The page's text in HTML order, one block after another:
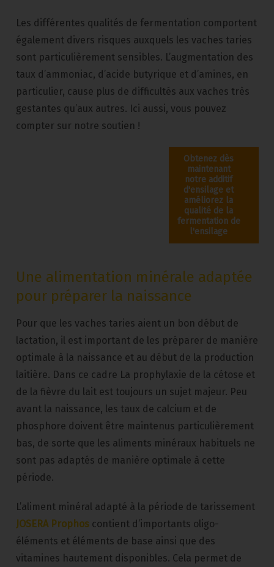
Les différentes qualités de fermentation comportent
également divers risques auxquels les vaches taries
sont particulièrement sensibles. L’augmentation des
taux d’ammoniac, d’acide butyrique et d’amines, en
particulier, cause plus de difficultés aux vaches très
gestantes qu’aux autres. Ici aussi, vous pouvez
compter sur notre soutien !
Obtenez dès
maintenant
notre additif
d'ensilage et
améliorez la
qualité de la
fermentation de
l'ensilage
Une alimentation minérale adaptée
pour préparer la naissance
Pour que les vaches taries aient un bon début de
lactation, il est important de les préparer de manière
optimale à la naissance et au début de la production
laitière. Dans ce cadre La prophylaxie de la cétose et
de la fièvre du lait est toujours un sujet majeur. Peu
avant la naissance, les taux de calcium et de
phosphore doivent être maintenus particulièrement
bas, de sorte que les aliments minéraux habituels ne
sont pas adaptés de manière optimale à cette
période.
L’aliment minéral adapté à la période de tarissement
JOSERA Prophoscontient d’importants oligo-
éléments et éléments de base ainsi que des
vitamines hautement disponibles. Cela permet de